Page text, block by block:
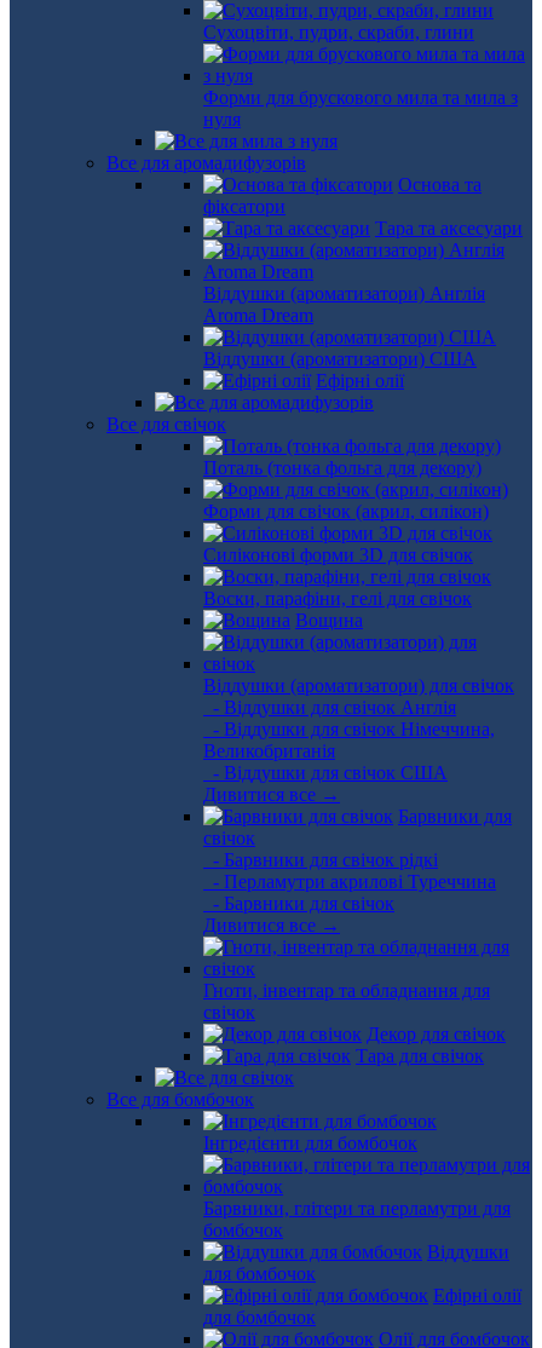
Сухоцвіти, пудри, скраби, глини
Форми для брускового мила та мила з
нуля
Все для аромадифузорів
Основа та
фіксатори
Тара та аксесуари
Віддушки (ароматизатори) Англія
Aroma Dream
Віддушки (ароматизатори) США
Ефірні олії
Все для свічок
Поталь (тонка фольга для декору)
Форми для свічок (акрил, силікон)
Силіконові форми 3D для свічок
Воски, парафіни, гелі для свічок
Вощина
Віддушки (ароматизатори) для свічок
- Віддушки для свічок Англія
- Віддушки для свічок Німеччина,
Великобританія
- Віддушки для свічок США
Дивитися все →
Барвники для
свічок
- Барвники для свічок рідкі
- Перламутри акрилові Туреччина
- Барвники для свічок
Дивитися все →
Гноти, інвентар та обладнання для
свічок
Декор для свічок
Тара для свічок
Все для бомбочок
Інгредієнти для бомбочок
Барвники, глітери та перламутри для
бомбочок
Віддушки
для бомбочок
Ефірні олії
для бомбочок
Олії для бомбочок